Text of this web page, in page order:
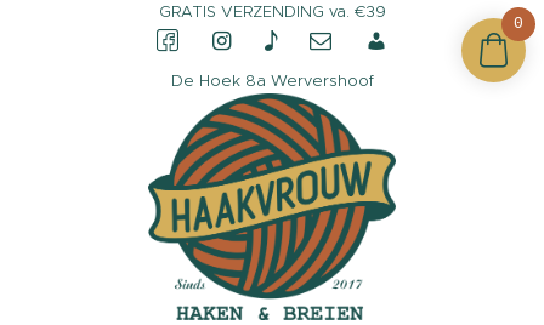
GRATIS VERZENDING va. €39
De Hoek 8a Wervershoof
CONTACT &
OPENINGSTIJDEN
OVER HAAKVROUW
MIJN ACCOUNT
0